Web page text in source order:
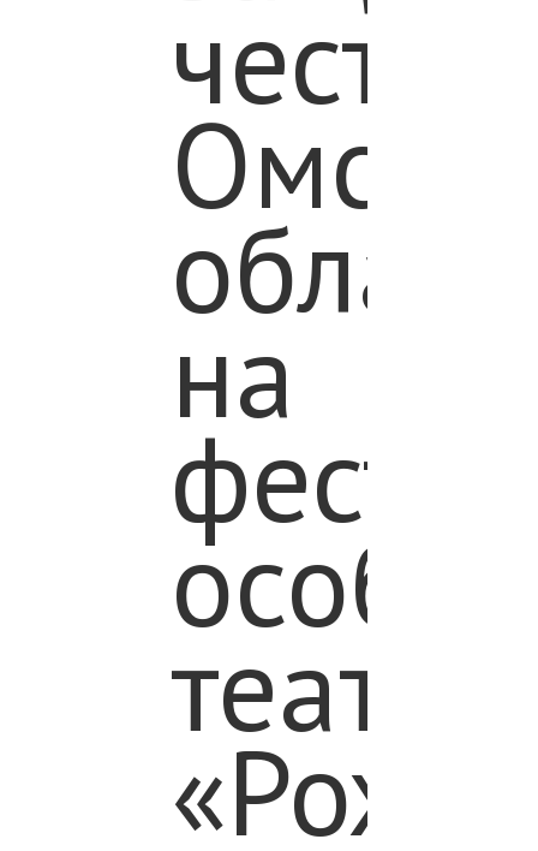
честь
на